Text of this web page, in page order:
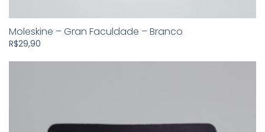
Moleskine – Gran Faculdade – Branco
R$29,90